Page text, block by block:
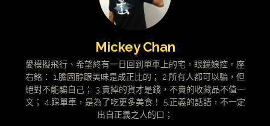
Mickey Chan
愛模擬飛行、希望終有一日回到單車上的宅，眼鏡娘控。座
右銘： 1.膽固醇跟美味是成正比的； 2.所有人都可以騙，但
絕對不能騙自己； 3.賣掉的貨才是錢，不賣的收藏品不值一
文； 4.踩單車，是為了吃更多美食！ 5.正義的話語，不一定
出自正義之人的口；